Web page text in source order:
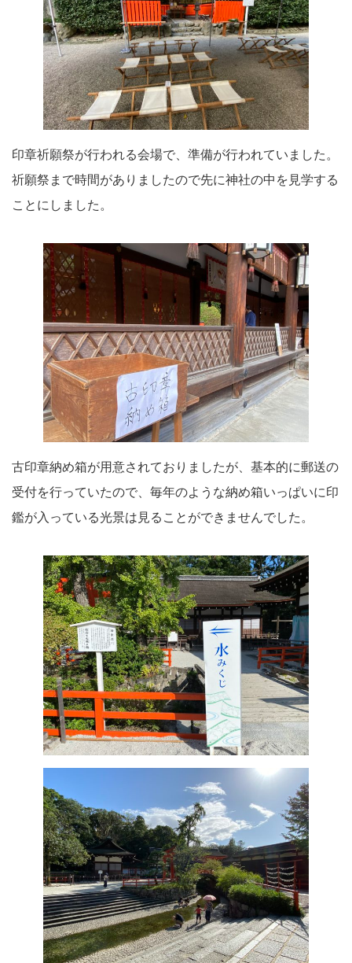
印章祈願祭が行われる会場で、準備が行われていました。
祈願祭まで時間がありましたので先に神社の中を見学する
ことにしました。
古印章納め箱が用意されておりましたが、基本的に郵送の
受付を行っていたので、毎年のような納め箱いっぱいに印
鑑が入っている光景は見ることができませんでした。